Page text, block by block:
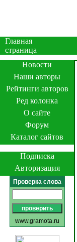
Главная
страница
Новости
Наши авторы
Рейтинги авторов
Ред колонка
О сайте
Форум
Каталог сайтов
Подписка
Авторизация
Проверка слова
www.gramota.ru